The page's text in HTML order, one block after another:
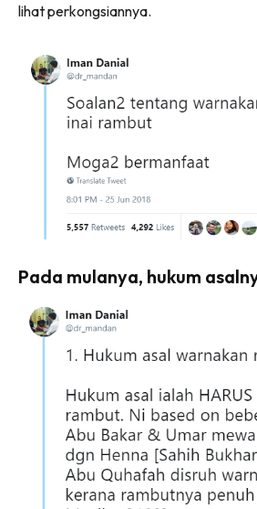
lihat perkongsiannya.
Pada mulanya, hukum